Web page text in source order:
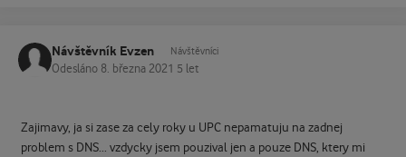
Návštěvník Evzen Návštěvníci
Odesláno 8. března 2021 5 let
Zajimavy, ja si zase za cely roky u UPC nepamatuju na zadnej
problem s DNS... vzdycky jsem pouzival jen a pouze DNS, ktery mi